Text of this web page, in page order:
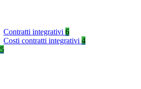
Contratti integrativi 6
Costi contratti integrativi 4
5